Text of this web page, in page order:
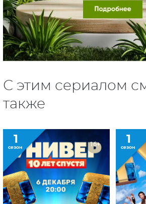
С этим сериалом
также
1
сезон 16+ 1
сезон